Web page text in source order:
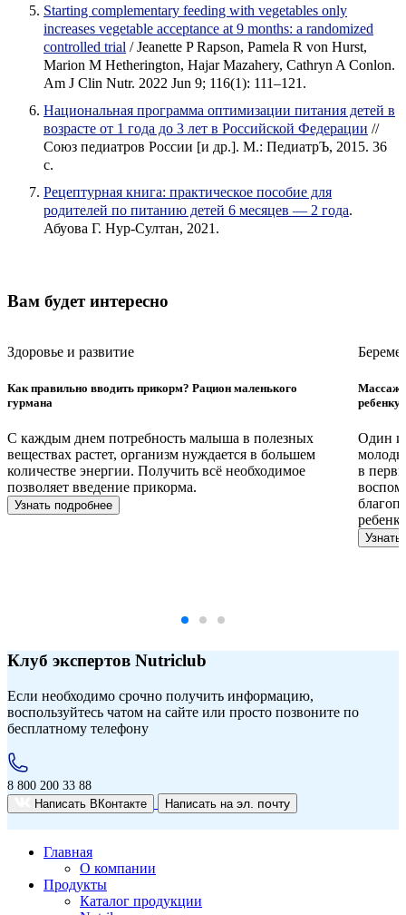
Starting complementary feeding with vegetables only
increases vegetable acceptance at 9 months: a randomized
controlled trial / Jeanette P Rapson, Pamela R von Hurst,
Marion M Hetherington, Hajar Mazahery, Cathryn A Conlon.
Am J Clin Nutr. 2022 Jun 9; 116(1): 111–121.
Национальная программа оптимизации питания детей в
возрасте от 1 года до 3 лет в Российской Федерации //
Союз педиатров России [и др.]. М.: ПедиатрЪ, 2015. 36
с.
Рецептурная книга: практическое пособие для
родителей по питанию детей 6 месяцев — 2 года.
Абуова Г. Нур-Султан, 2021.
Вам будет интересно
Здоровье и развитие
Как правильно вводить прикорм? Рацион маленького
гурмана
С каждым днем потребность малыша в полезных
веществах растет, организм нуждается в большем
количестве энергии. Получить всё необходимое
позволяет введение прикорма.
Узнать подробнее
Массаж
ребенку
Один
в
Узнать
Клуб экспертов Nutriclub
Если необходимо срочно получить информацию,
воспользуйтесь чатом на сайте или просто позвоните по
бесплатному телефону
8 800 200 33 88
Написать ВКонтакте
Написать на эл. почту
Главная
О компании
Продукты
Каталог продукции